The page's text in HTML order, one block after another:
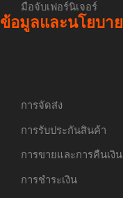
มือจับเฟอร์นิเจอร์
ข้อมูลและนโยบาย
การจัดส่ง
การรับประกันสินค้า
การขายและการคืนเงิน
การชำระเงิน